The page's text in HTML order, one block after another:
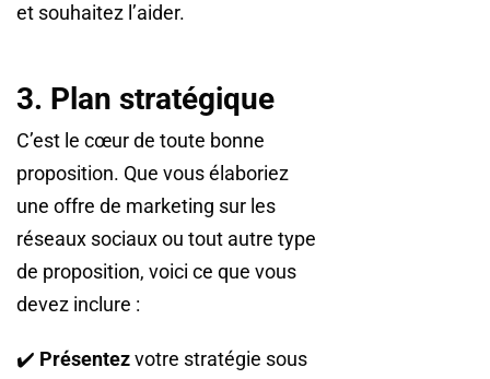
et souhaitez l’aider.
3. Plan stratégique
C’est le cœur de toute bonne
proposition. Que vous élaboriez
une offre de marketing sur les
réseaux sociaux ou tout autre type
de proposition, voici ce que vous
devez inclure :
✔️ Présentezvotre stratégie sous